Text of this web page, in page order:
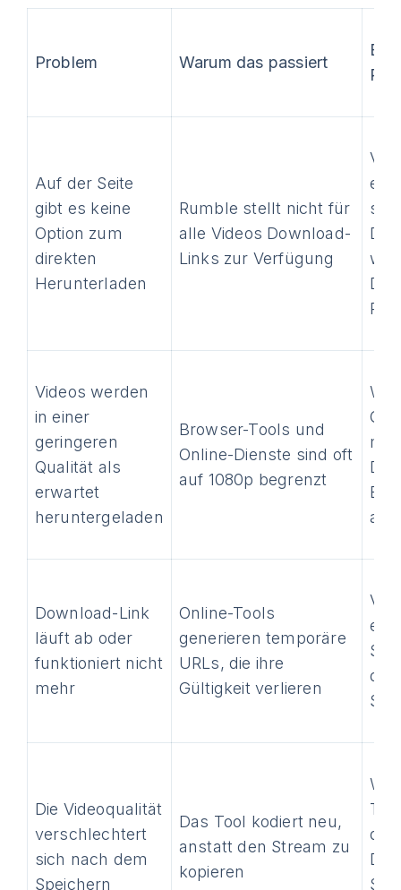
Problem Warum das passiert
Auf der Seite
gibt es keine
Option zum
direkten
Herunterladen
Rumble stellt nicht für
alle Videos Download-
Links zur Verfügung
wie
Videos werden
in einer
geringeren
Qualität als
erwartet
heruntergeladen
Browser-Tools und
Online-Dienste sind oft
auf 1080p begrenzt
aus
Download-Link
läuft ab oder
funktioniert nicht
mehr
Online-Tools
generieren temporäre
URLs, die ihre
Gültigkeit verlieren
Die Videoqualität
verschlechtert
sich nach dem
Speichern
Das Tool kodiert neu,
anstatt den Stream zu
kopieren